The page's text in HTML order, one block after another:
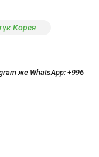
Корея
же WhatsApp: +996